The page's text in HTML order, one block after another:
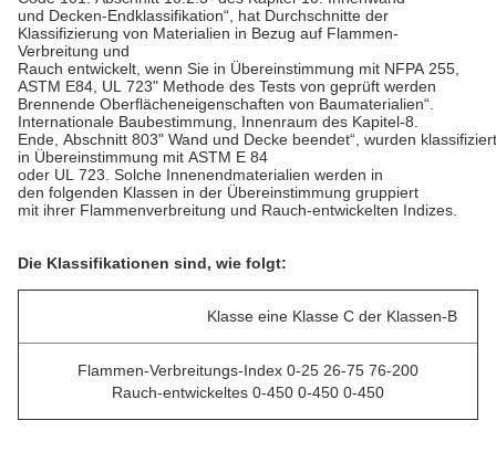
und Decken-Endklassifikation“, hat Durchschnitte der
Klassifizierung von Materialien in Bezug auf Flammen-
Verbreitung und
Rauch entwickelt, wenn Sie in Übereinstimmung mit NFPA 255,
ASTM E84, UL 723" Methode des Tests von geprüft werden
Brennende Oberflächeneigenschaften von Baumaterialien“.
Internationale Baubestimmung, Innenraum des Kapitel-8.
Ende, Abschnitt 803" Wand und Decke beendet“, wurden klassifiziert
in Übereinstimmung mit ASTM E 84
oder UL 723. Solche Innenendmaterialien werden in
den folgenden Klassen in der Übereinstimmung gruppiert
mit ihrer Flammenverbreitung und Rauch-entwickelten Indizes.
Die Klassifikationen sind, wie folgt:
Klasse eine Klasse C der Klassen-B
Flammen-Verbreitungs-Index 0-25 26-75 76-200
Rauch-entwickeltes 0-450 0-450 0-450